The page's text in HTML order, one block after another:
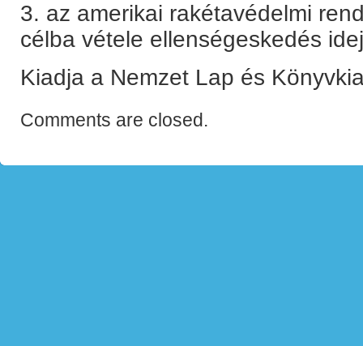
3. az amerikai rakétavédelmi
célba vétele ellenségeskedés
Kiadja a Nemzet Lap és
Comments are closed.